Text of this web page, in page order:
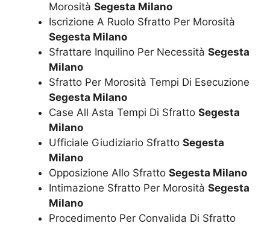
Morosità Segesta Milano
Iscrizione A Ruolo Sfratto Per Morosità
Segesta Milano
Sfrattare Inquilino Per Necessità Segesta
Milano
Sfratto Per Morosità Tempi Di Esecuzione
Segesta Milano
Case All Asta Tempi Di Sfratto Segesta
Milano
Ufficiale Giudiziario Sfratto Segesta
Milano
Opposizione Allo Sfratto Segesta Milano
Intimazione Sfratto Per Morosità Segesta
Milano
Procedimento Per Convalida Di Sfratto